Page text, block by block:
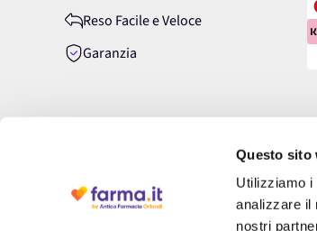
Questo sito
Utilizziamo i
analizzare il
nostri
Reso Facile e Veloce
Garanzia